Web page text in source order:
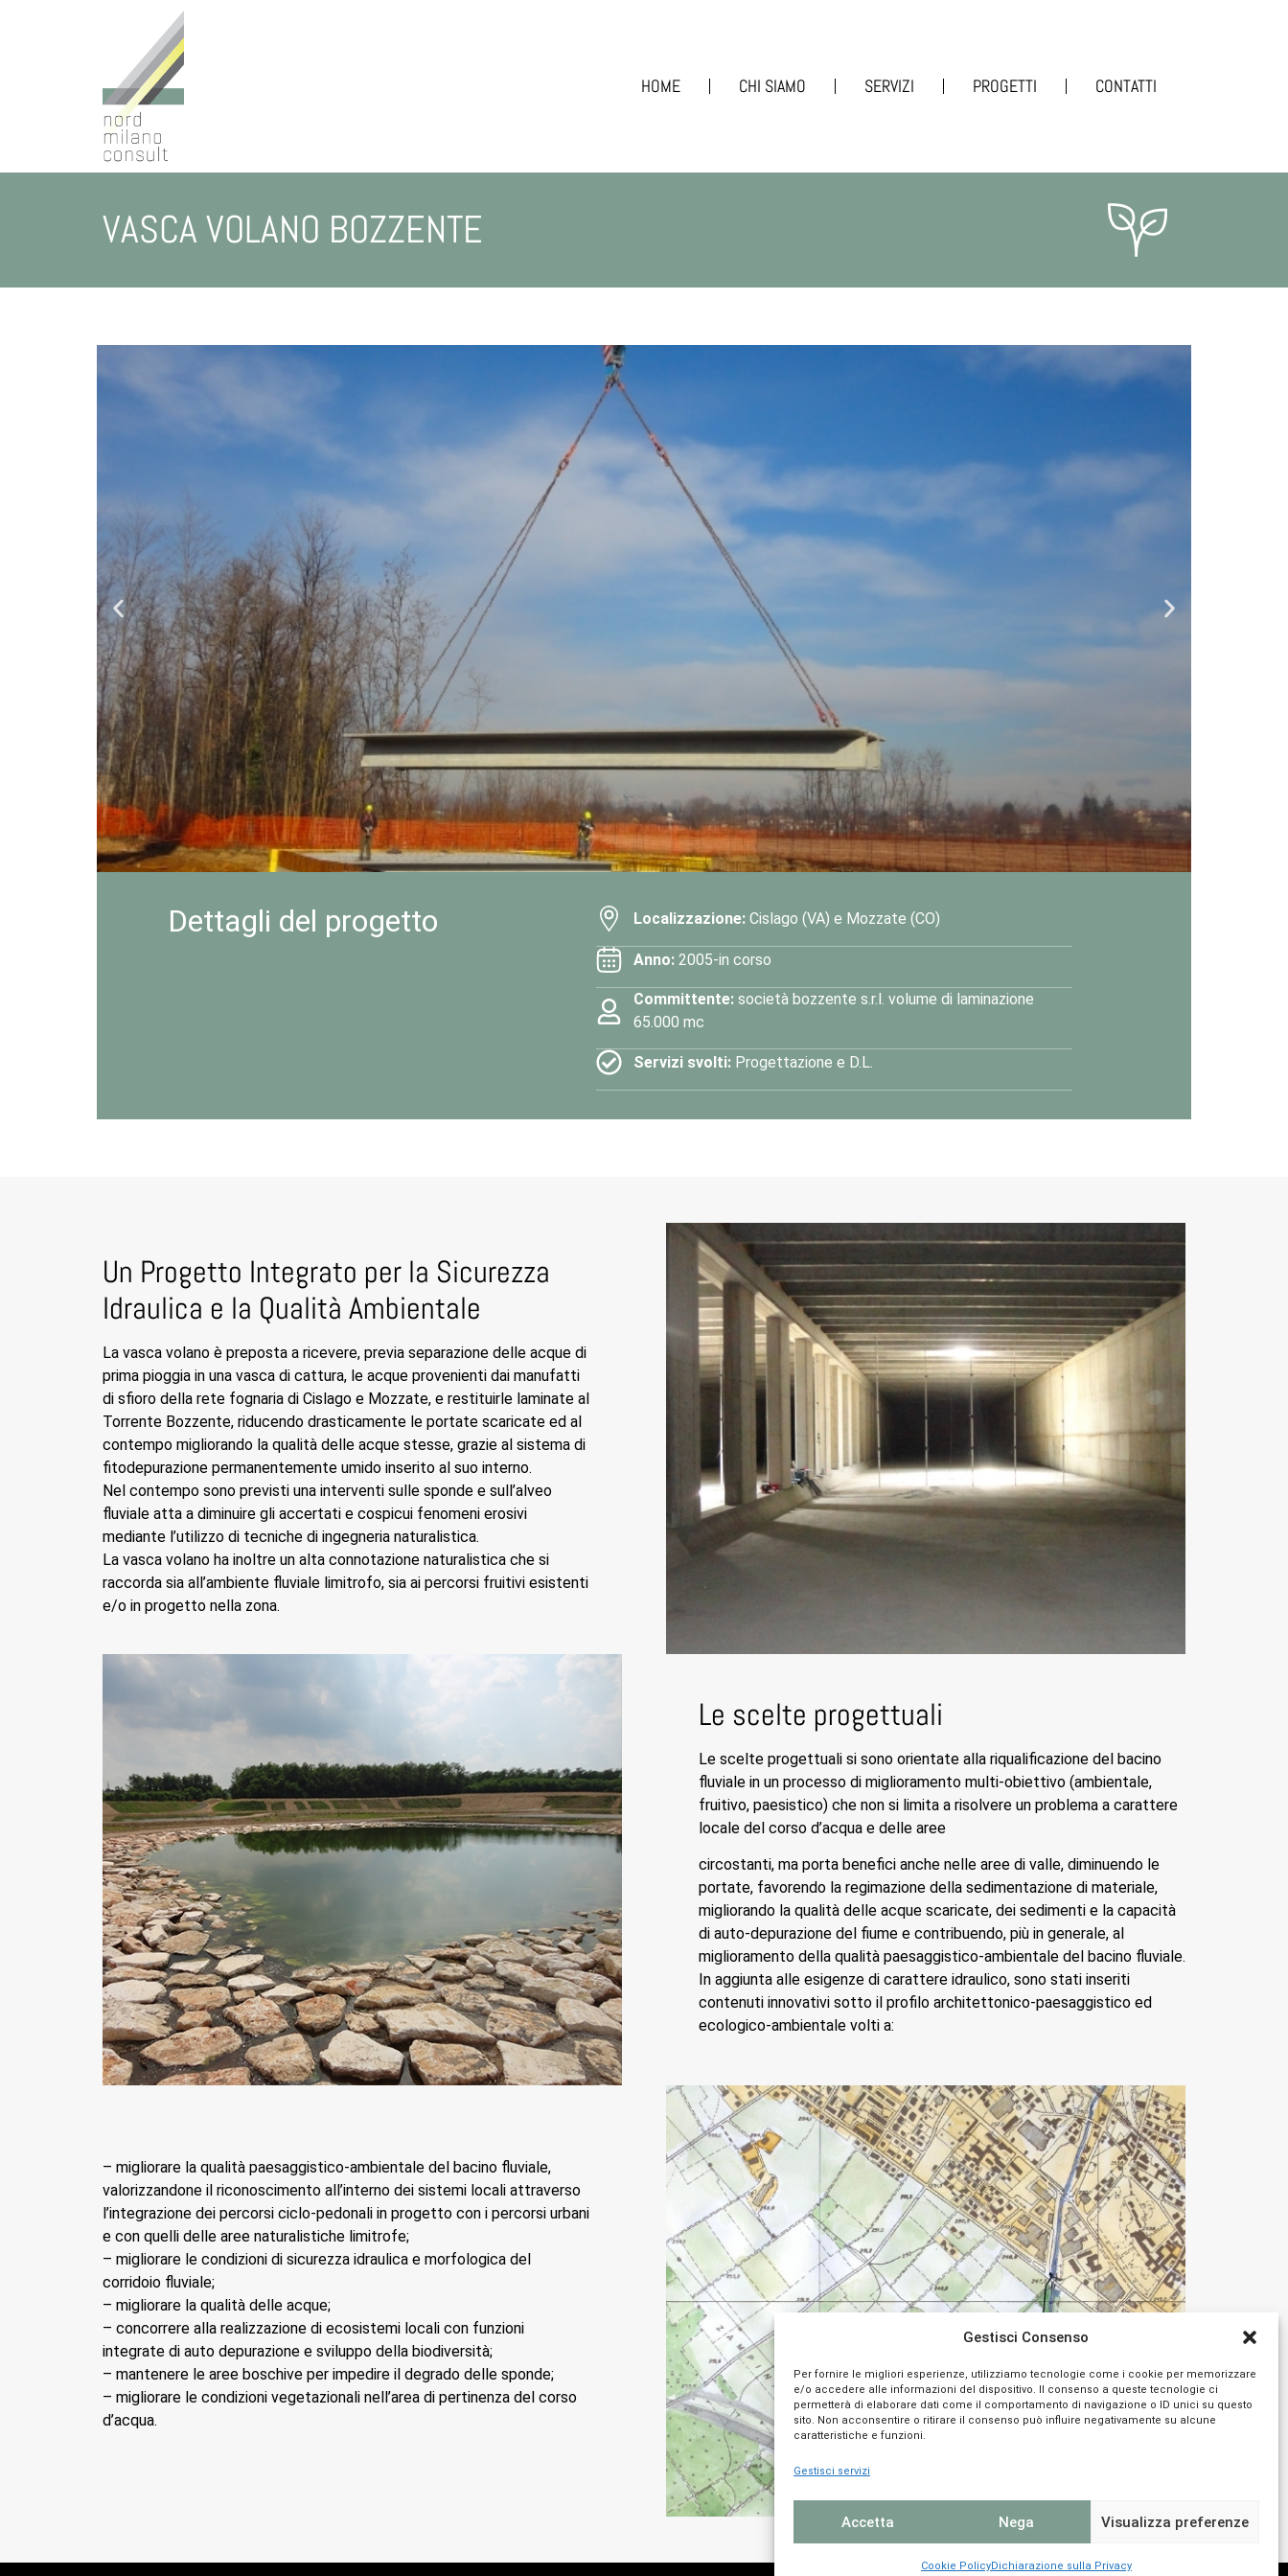
Gestisci Consenso
Per fornire le migliori esperienze, utilizziamo tecnologie come i cookie per memorizzare
e/o accedere alle informazioni del dispositivo. Il consenso a queste tecnologie ci
permetterà di elaborare dati come il comportamento di navigazione o ID unici su questo
sito. Non acconsentire o ritirare il consenso può influire negativamente su alcune
caratteristiche e funzioni.
Gestisci servizi
Accetta Nega Visualizza preferenze
Cookie PolicyDichiarazione sulla Privacy
HOME CHI SIAMO SERVIZI PROGETTI CONTATTI
VASCA VOLANO BOZZENTE
Dettagli del progetto Localizzazione: Cislago (VA) e Mozzate (CO)
Anno: 2005-in corso
Committente:società bozzente s.r.l. volume di laminazione
65.000 mc
Servizi svolti: Progettazione e D.L.
Un Progetto Integrato per la Sicurezza
Idraulica e la Qualità Ambientale
La vasca volano è preposta a ricevere, previa separazione delle acque di
prima pioggia in una vasca di cattura, le acque provenienti dai manufatti
di sfioro della rete fognaria di Cislago e Mozzate, e restituirle laminate al
Torrente Bozzente, riducendo drasticamente le portate scaricate ed al
contempo migliorando la qualità delle acque stesse, grazie al sistema di
fitodepurazione permanentemente umido inserito al suo interno.
Nel contempo sono previsti una interventi sulle sponde e sull’alveo
fluviale atta a diminuire gli accertati e cospicui fenomeni erosivi
mediante l’utilizzo di tecniche di ingegneria naturalistica.
La vasca volano ha inoltre un alta connotazione naturalistica che si
raccorda sia all’ambiente fluviale limitrofo, sia ai percorsi fruitivi esistenti
e/o in progetto nella zona.
Le scelte progettuali
Le scelte progettuali si sono orientate alla riqualificazione del bacino
fluviale in un processo di miglioramento multi-obiettivo (ambientale,
fruitivo, paesistico) che non si limita a risolvere un problema a carattere
locale del corso d’acqua e delle aree
circostanti, ma porta benefici anche nelle aree di valle, diminuendo le
portate, favorendo la regimazione della sedimentazione di materiale,
migliorando la qualità delle acque scaricate, dei sedimenti e la capacità
di auto-depurazione del fiume e contribuendo, più in generale, al
miglioramento della qualità paesaggistico-ambientale del bacino fluviale.
In aggiunta alle esigenze di carattere idraulico, sono stati inseriti
contenuti innovativi sotto il profilo architettonico-paesaggistico ed
ecologico-ambientale volti a:
– migliorare la qualità paesaggistico-ambientale del bacino fluviale,
valorizzandone il riconoscimento all’interno dei sistemi locali attraverso
l’integrazione dei percorsi ciclo-pedonali in progetto con i percorsi urbani
e con quelli delle aree naturalistiche limitrofe;
– migliorare le condizioni di sicurezza idraulica e morfologica del
corridoio fluviale;
– migliorare la qualità delle acque;
– concorrere alla realizzazione di ecosistemi locali con funzioni
integrate di auto depurazione e sviluppo della biodiversità;
– mantenere le aree boschive per impedire il degrado delle sponde;
– migliorare le condizioni vegetazionali nell’area di pertinenza del corso
d’acqua.